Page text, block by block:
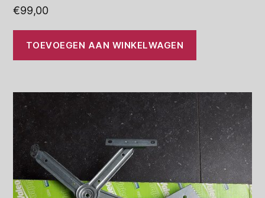
€99,00
TOEVOEGEN AAN WINKELWAGEN